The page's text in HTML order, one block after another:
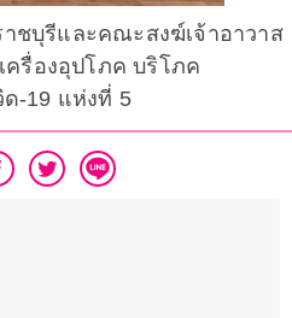
ชบุรีและคณะสงฆ์เจ้าอาวาส
รื่องอุปโภค บริโภค
-19 แห่งที่ 5